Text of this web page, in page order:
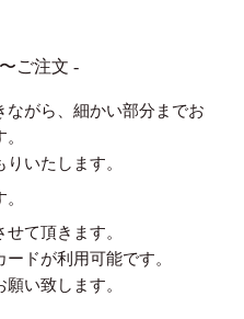
ご注文 -
ながら、細かい部分までお
いたします。
て頂きます。
ドが利用可能です。
い致します。